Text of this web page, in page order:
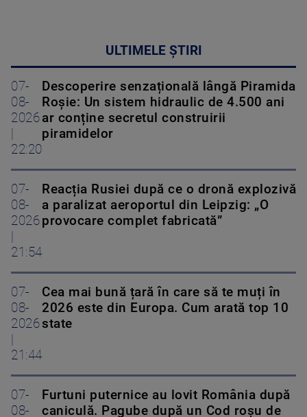
ULTIMELE ȘTIRI
07-
08-
2026
22:20
Descoperire senzațională lângă Piramida
Roșie: Un sistem hidraulic de 4.500 ani
ar conține secretul construirii
piramidelor
07-
08-
2026
21:54
Reacția Rusiei după ce o dronă explozivă
a paralizat aeroportul din Leipzig: „O
provocare complet fabricată”
07-
08-
2026
21:44
Cea mai bună țară în care să te muți în
2026 este din Europa. Cum arată top 10
state
07-
08-
Furtuni puternice au lovit România după
caniculă. Pagube după un Cod roşu de